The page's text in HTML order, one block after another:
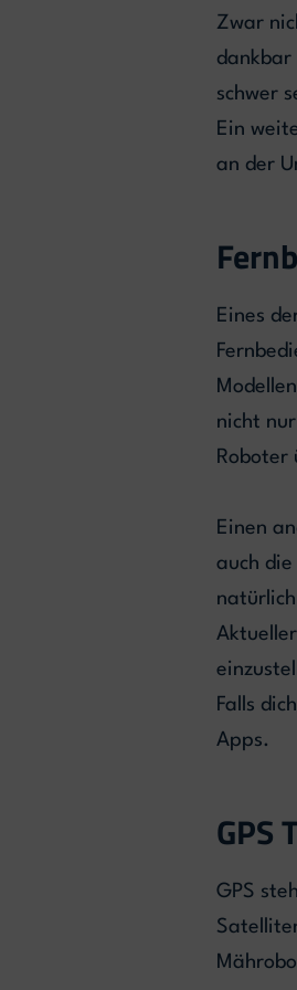
Zwar
dankbar
schwer
Ein
an der
Eines
nicht
Roboter
Einen
auch
Falls
Apps.
GPS
GPS